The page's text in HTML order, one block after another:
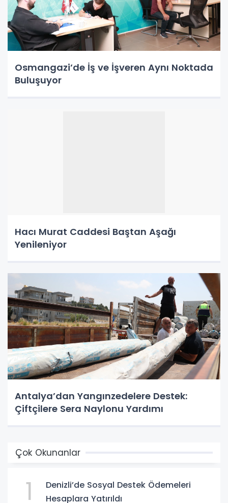
Osmangazi’de İş ve İşveren Aynı Noktada
Buluşuyor
Hacı Murat Caddesi Baştan Aşağı
Yenileniyor
Antalya’dan Yangınzedelere Destek:
Çiftçilere Sera Naylonu Yardımı
Çok Okunanlar
1
Denizli’de Sosyal Destek Ödemeleri
Hesaplara Yatırıldı